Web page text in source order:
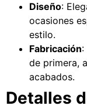
Diseño:
ocasiones
estilo.
Fabricación:
de primera,
acabados.
Detalles